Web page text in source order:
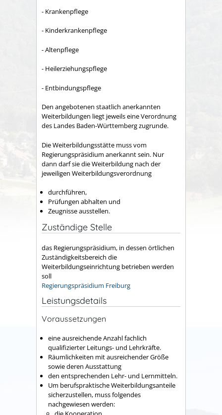
- Krankenpflege
- Kinderkrankenpflege
- Altenpflege
- Heilerziehungspflege
- Entbindungspflege
Den angebotenen staatlich anerkannten
Weiterbildungen liegt jeweils eine Verordnung
des Landes Baden-Württemberg zugrunde.
Die Weiterbildungsstätte muss vom
Regierungspräsidium anerkannt sein. Nur
dann darf sie die Weiterbildung nach der
jeweiligen Weiterbildungsverordnung
durchführen,
Prüfungen abhalten und
Zeugnisse ausstellen.
Zuständige Stelle
das Regierungspräsidium, in dessen örtlichen
Zuständigkeitsbereich die
Weiterbildungseinrichtung betrieben werden
soll
Regierungspräsidium Freiburg
Leistungsdetails
Voraussetzungen
eine ausreichende Anzahl fachlich
qualifizierter Leitungs- und Lehrkräfte.
Räumlichkeiten mit ausreichender Größe
sowie deren Ausstattung
den entsprechenden Lehr- und Lernmitteln.
Um berufspraktische Weiterbildungsanteile
sicherzustellen, muss folgendes
nachgewiesen werden: